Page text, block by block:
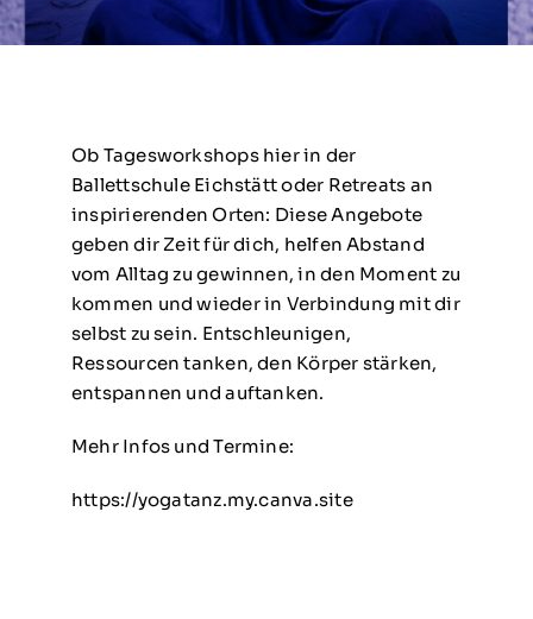
Ob Tagesworkshops hier in der
Ballettschule Eichstätt oder Retreats an
inspirierenden Orten: Diese Angebote
geben dir Zeit für dich, helfen Abstand
vom Alltag zu gewinnen, in den Moment zu
kommen und wieder in Verbindung mit dir
selbst zu sein. Entschleunigen,
Ressourcen tanken, den Körper stärken,
entspannen und auftanken.
Mehr Infos und Termine:
https://yogatanz.my.canva.site